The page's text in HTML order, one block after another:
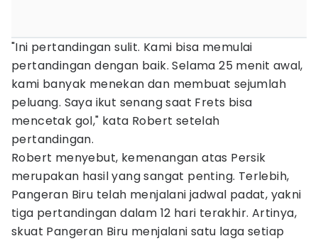
"Ini pertandingan sulit. Kami bisa memulai
pertandingan dengan baik. Selama 25 menit awal,
kami banyak menekan dan membuat sejumlah
peluang. Saya ikut senang saat Frets bisa
mencetak gol," kata Robert setelah
pertandingan.
Robert menyebut, kemenangan atas Persik
merupakan hasil yang sangat penting. Terlebih,
Pangeran Biru telah menjalani jadwal padat, yakni
tiga pertandingan dalam 12 hari terakhir. Artinya,
skuat Pangeran Biru menjalani satu laga setiap